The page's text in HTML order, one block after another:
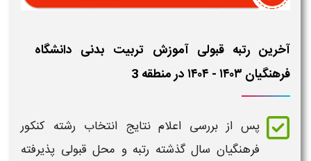
آخرین رتبه قبولی آموزش تربیت بدنی دانشگاه
فرهنگیان ۱۴۰۳ - ۱۴۰۴ در منطقه 3
پس از بررسی اعلام نتایج انتخاب رشته کنکور
فرهنگیان سال گذشته رتبهو محل قبولی پذیرفته